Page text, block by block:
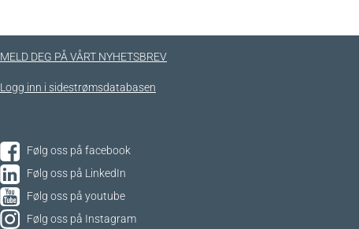
MELD DEG PÅ VÅRT NYHETSBREV
Logg inn i sidestrømsdatabasen
Følg oss på facebook
Følg oss på LinkedIn
Følg oss på youtube
Følg oss på Instagram